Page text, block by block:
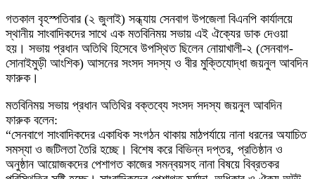
​গতকাল বৃহস্পতিবার (২ জুলাই) সন্ধ্যায় সেনবাগ উপজেলা বিএনপি কার্যালয়ে
স্থানীয় সাংবাদিকদের সাথে এক মতবিনিময় সভায় এই ঐক্যের ডাক দেওয়া
হয়। সভায় প্রধান অতিথি হিসেবে উপস্থিত ছিলেন নোয়াখালী-২ (সেনবাগ-
সোনাইমুড়ী আংশিক) আসনের সংসদ সদস্য ও বীর মুক্তিযোদ্ধা জয়নুল আবদিন
ফারুক।
​মতবিনিময় সভায় প্রধান অতিথির বক্তব্যে সংসদ সদস্য জয়নুল আবদিন
ফারুক বলেন:
“সেনবাগে সাংবাদিকদের একাধিক সংগঠন থাকায় মাঠপর্যায়ে নানা ধরনের অযাচিত
সমস্যা ও জটিলতা তৈরি হচ্ছে। বিশেষ করে বিভিন্ন দপ্তর, প্রতিষ্ঠান ও
অনুষ্ঠান আয়োজকদের পেশাগত কাজের সমন্বয়সহ নানা বিষয়ে বিব্রতকর